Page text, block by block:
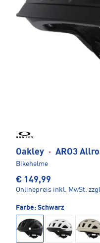
Oakley · ARO3
Bikehelme
€ 149,99
Onlinepreis inkl. MwSt.
Farbe: Schwarz